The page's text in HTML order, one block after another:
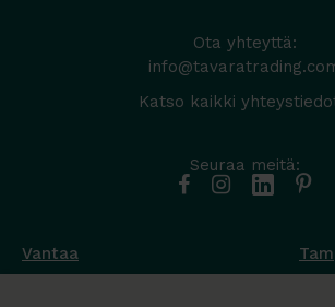
Ota yhteyttä:
Katso kaikki
Seuraa meitä:
Vantaa